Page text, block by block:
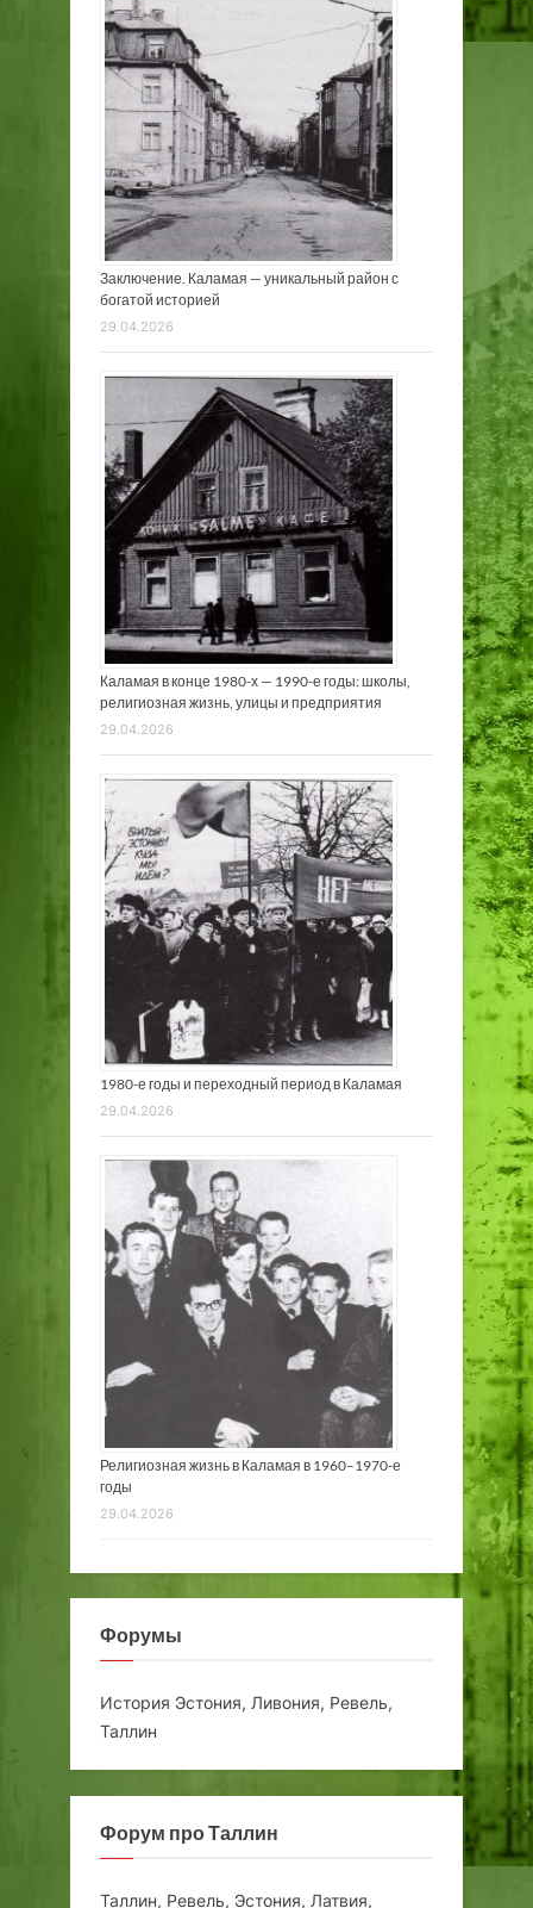
Заключение. Каламая — уникальный район с
богатой историей
29.04.2026
Каламая в конце 1980-х — 1990-е годы: школы,
религиозная жизнь, улицы и предприятия
29.04.2026
1980-е годы и переходный период в Каламая
29.04.2026
Религиозная жизнь в Каламая в 1960–1970-е
годы
29.04.2026
Форумы
История Эстония, Ливония, Ревель,
Таллин
Форум про Таллин
Таллин, Ревель, Эстония, Латвия,